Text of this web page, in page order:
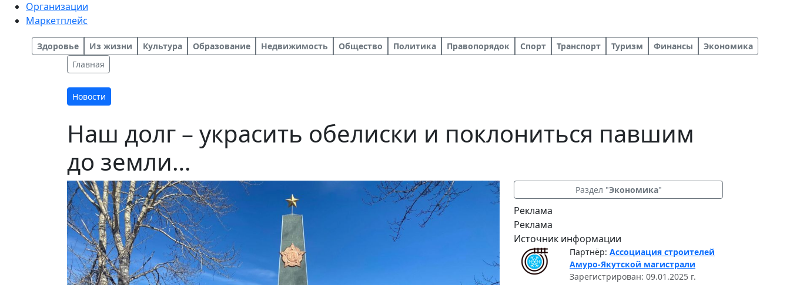
Организации
Маркетплейс
Здоровье Из жизни Культура Образование Недвижимость Общество Политика Правопорядок Спорт Транспорт Туризм Финансы
Экономика
Главная
Новости
Наш долг – украсить обелиски и поклониться павшим
до земли…
Раздел "Экономика"
Реклама
Реклама
Источник информации
Партнёр: Ассоциация строителей
Амуро-Якутской магистрали
Зарегистрирован: 09.01.2025 г.